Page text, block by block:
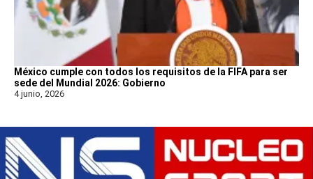
México cumple con todos los requisitos de la FIFA para ser
sede del Mundial 2026: Gobierno
4 junio, 2026